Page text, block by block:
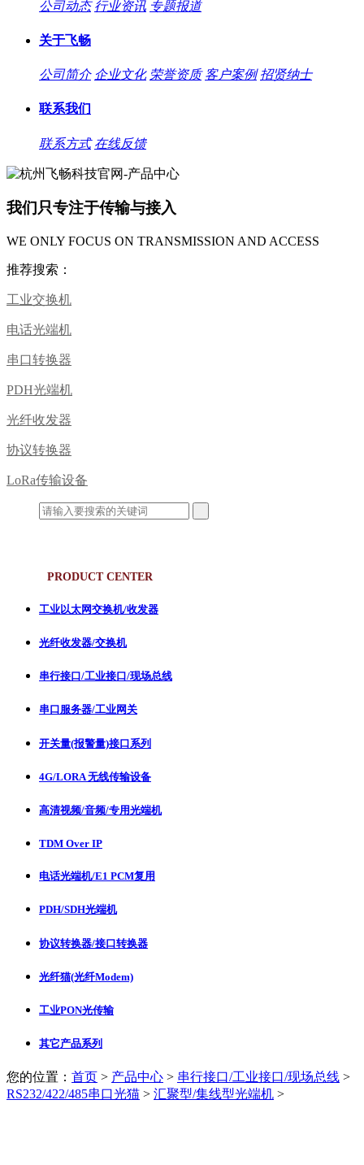
公司动态 行业资讯 专题报道
关于飞畅
公司简介 企业文化 荣誉资质 客户案例 招贤纳士
联系我们
联系方式 在线反馈
我们只专注于传输与接入
WE ONLY FOCUS ON TRANSMISSION AND ACCESS
推荐搜索：
工业交换机
电话光端机
串口转换器
PDH光端机
光纤收发器
协议转换器
LoRa传输设备
PRODUCT CENTER
工业以太网交换机/收发器
光纤收发器/交换机
串行接口/工业接口/现场总线
串口服务器/工业网关
开关量(报警量)接口系列
4G/LORA 无线传输设备
高清视频/音频/专用光端机
TDM Over IP
电话光端机/E1 PCM复用
PDH/SDH光端机
协议转换器/接口转换器
光纤猫(光纤Modem)
工业PON光传输
其它产品系列
您的位置： 首页 > 产品中心 > 串行接口/工业接口/现场总线 >
RS232/422/485串口光猫 > 汇聚型/集线型光端机 >